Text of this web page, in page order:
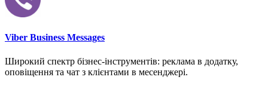
Viber Business Messages
Широкий спектр бізнес-інструментів: реклама в додатку,
оповіщення та чат з клієнтами в месенджері.